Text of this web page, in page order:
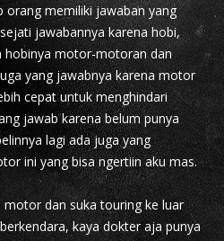
orang memiliki jawaban yang
jawabannya karena hobi,
hobinya motor-motoran dan
yang jawabnya karena motor
cepat untuk menghindari
jawab karena belum punya
lagi ada juga yang
ini yang bisa ngertiin aku mas.
dan suka touring ke luar
kaya dokter aja punya